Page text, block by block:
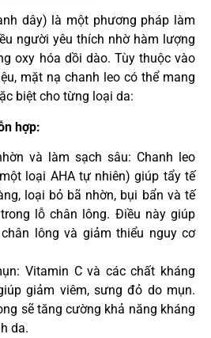
dây) là một phương pháp làm
người yêu thích nhờ hàm lượng
oxy hóa dồi dào. Tùy thuộc vào
mặt nạ chanh leo có thể mang
biệt cho từng loại da:
hợp:
và làm sạch sâu: Chanh leo
loại AHA tự nhiên) giúp tẩy tế
loại bỏ bã nhờn, bụi bẩn và tế
lỗ chân lông. Điều này giúp
lông và giảm thiểu nguy cơ
Vitamin C và các chất kháng
giảm viêm, sưng đỏ do mụn.
sẽ tăng cường khả năng kháng
da.